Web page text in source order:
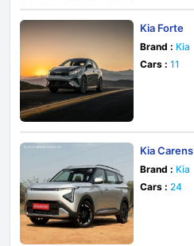
Kia Forte
Brand : Kia
Cars : 11
Kia Carens
Brand : Kia
Cars : 24